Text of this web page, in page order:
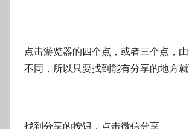
点击游览器的四个点，或者三个点，
不同，所以只要找到能有分享的地方就
找到分享的按钮，点击微信分享